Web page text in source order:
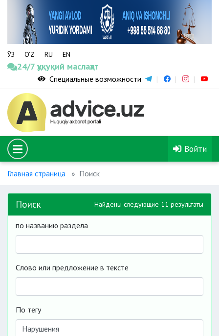
ЎЗ O‘Z RU EN
24/7 ҳуқуқий маслаҳат
Специальные возможности
Войти
Главная страница Поиск
Поиск Найдены следующие 11 результаты
по названию раздела
Слово или предложение в тексте
По тегу